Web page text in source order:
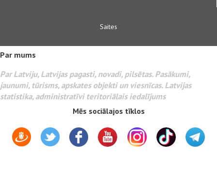
Saites
Par mums
Par Latviju, Latvijas pagasti, novadi, pilsētas. Pasākumi,
jaunumi, tūrisms, apskates objekti un viesnīcas. Latvijas
statistika, administratīvi teritoriālais iedalījums
Mēs sociālajos tīklos